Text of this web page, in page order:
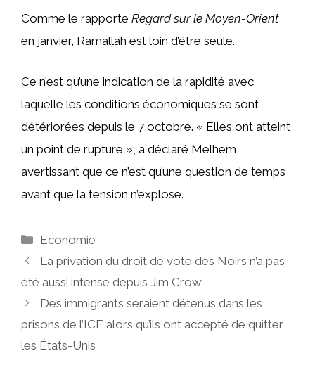
Comme le rapporte Regard sur le Moyen-Orient
en janvier, Ramallah est loin d’être seule.
Ce n’est qu’une indication de la rapidité avec
laquelle les conditions économiques se sont
détériorées depuis le 7 octobre. « Elles ont atteint
un point de rupture », a déclaré Melhem,
avertissant que ce n’est qu’une question de temps
avant que la tension n’explose.
Catégories
Economie
La privation du droit de vote des Noirs n’a pas
été aussi intense depuis Jim Crow
Des immigrants seraient détenus dans les
prisons de l’ICE alors qu’ils ont accepté de quitter
les États-Unis